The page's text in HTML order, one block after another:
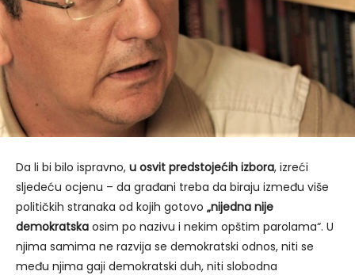
Da li bi bilo ispravno, u osvit predstojećih izbora, izreći
sljedeću ocjenu – da građani treba da biraju između više
političkih stranaka od kojih gotovo „nijedna nije
demokratska osim po nazivu i nekim opštim parolama“. U
njima samima ne razvija se demokratski odnos, niti se
među njima gaji demokratski duh, niti slobodna